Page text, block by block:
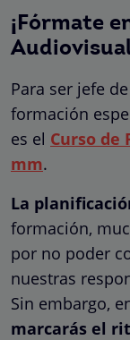
¡Fórmate
Para ser jefe
formación
es el Curso de
mm.
La
formación,
por no poder
nuestras
Sin embargo,
marcarás el